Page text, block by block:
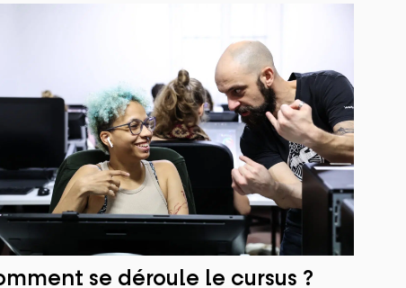
se déroule le cursus ?